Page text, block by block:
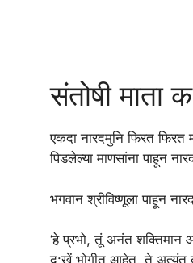
संतोषी
एकदा नारदमुनि फिरत फिरत
पिडलेल्या माणसांना पाहून
भगवान श्रीविष्णूला पाहून
‘हे प्रभो, तूं अनंत शक्तिमान